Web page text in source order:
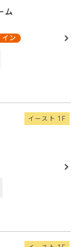
ム
ン
イースト 1F